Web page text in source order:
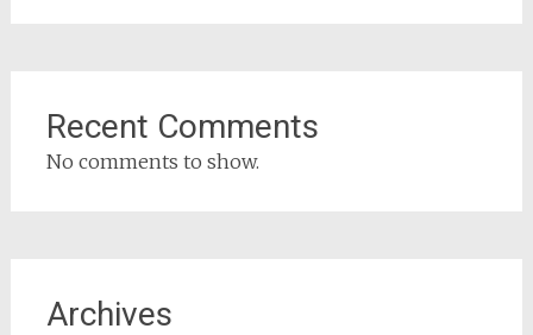
Recent Comments
No comments to show.
Archives